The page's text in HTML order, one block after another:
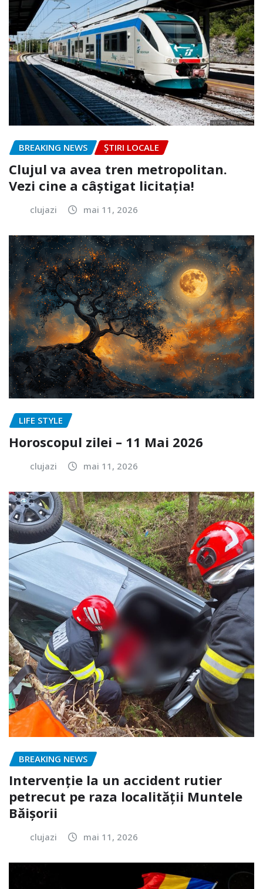
BREAKING NEWS ȘTIRI LOCALE
Clujul va avea tren metropolitan.
Vezi cine a câștigat licitația!
clujazi mai 11, 2026
LIFE STYLE
Horoscopul zilei – 11 Mai 2026
clujazi mai 11, 2026
BREAKING NEWS
Intervenție la un accident rutier
petrecut pe raza localității Muntele
Băișorii
clujazi mai 11, 2026